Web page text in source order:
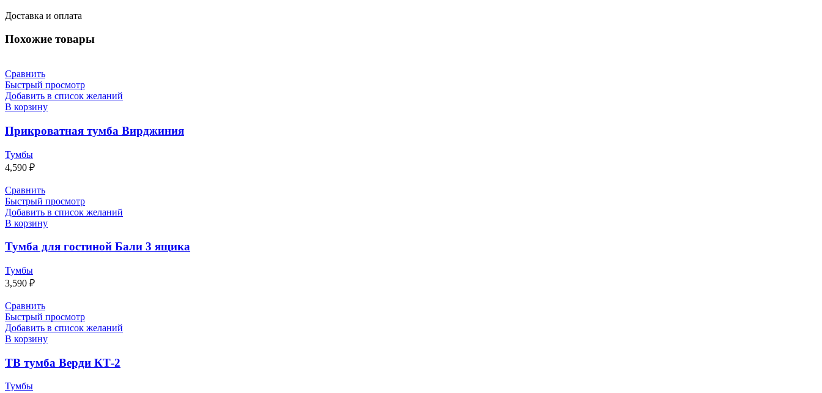
Доставка и оплата
Похожие товары
Сравнить
Быстрый просмотр
Добавить в список желаний
В корзину
Прикроватная тумба Вирджиния
Тумбы
4,590 ₽
Сравнить
Быстрый просмотр
Добавить в список желаний
В корзину
Тумба для гостиной Бали 3 ящика
Тумбы
3,590 ₽
Сравнить
Быстрый просмотр
Добавить в список желаний
В корзину
ТВ тумба Верди КТ-2
Тумбы